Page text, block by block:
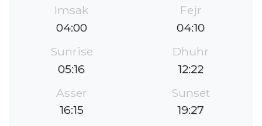
Imsak
04:00
Fejr
04:10
Sunrise
05:16
Dhuhr
12:22
Asser
16:15
Sunset
19:27